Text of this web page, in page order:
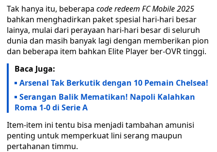
Tak hanya itu, beberapa code redeem FC Mobile 2025
bahkan menghadirkan paket spesial hari-hari besar
lainya, mulai dari perayaan hari-hari besar di seluruh
dunia dan masih banyak lagi dengan memberikan pion
dan beberapa item bahkan Elite Player ber-OVR tinggi.
Baca Juga:
Arsenal Tak Berkutik dengan 10 Pemain Chelsea!
Serangan Balik Mematikan! Napoli Kalahkan
Roma 1-0 di Serie A
Item-item ini tentu bisa menjadi tambahan amunisi
penting untuk memperkuat lini serang maupun
pertahanan timmu.